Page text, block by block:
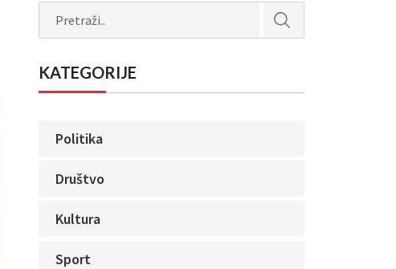
KATEGORIJE
Politika
Društvo
Kultura
Sport